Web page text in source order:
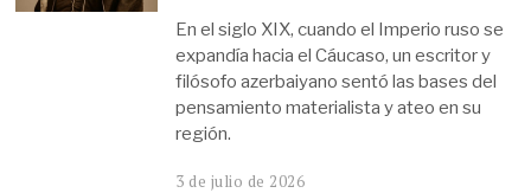
En el siglo XIX, cuando el Imperio ruso se
expandía hacia el Cáucaso, un escritor y
filósofo azerbaiyano sentó las bases del
pensamiento materialista y ateo en su
región.
3 de julio de 2026